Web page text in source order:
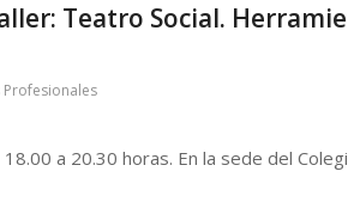
Teatro Social.
Profesionales
a 20.30 horas. En la sede del